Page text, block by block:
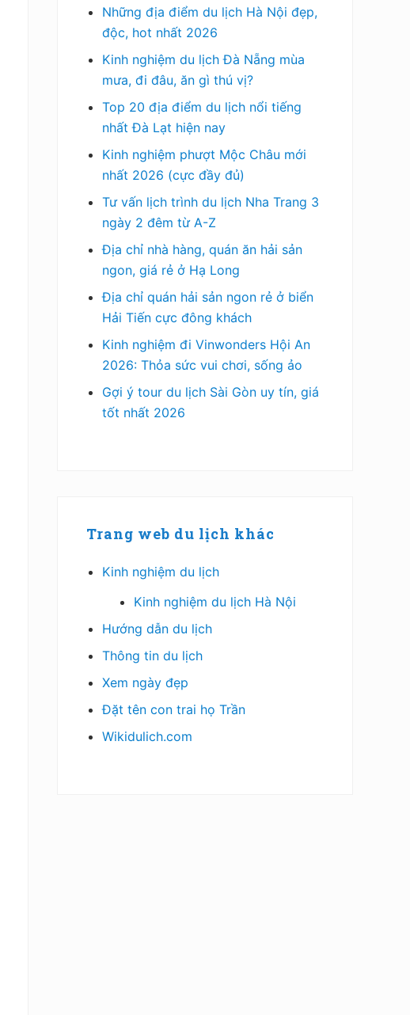
Những địa điểm du lịch Hà Nội đẹp,
độc, hot nhất 2026
Kinh nghiệm du lịch Đà Nẵng mùa
mưa, đi đâu, ăn gì thú vị?
Top 20 địa điểm du lịch nổi tiếng
nhất Đà Lạt hiện nay
Kinh nghiệm phượt Mộc Châu mới
nhất 2026 (cực đầy đủ)
Tư vấn lịch trình du lịch Nha Trang 3
ngày 2 đêm từ A-Z
Địa chỉ nhà hàng, quán ăn hải sản
ngon, giá rẻ ở Hạ Long
Địa chỉ quán hải sản ngon rẻ ở biển
Hải Tiến cực đông khách
Kinh nghiệm đi Vinwonders Hội An
2026: Thỏa sức vui chơi, sống ảo
Gợi ý tour du lịch Sài Gòn uy tín, giá
tốt nhất 2026
Trang web du lịch khác
Kinh nghiệm du lịch
Kinh nghiệm du lịch Hà Nội
Hướng dẫn du lịch
Thông tin du lịch
Xem ngày đẹp
Đặt tên con trai họ Trần
Wikidulich.com